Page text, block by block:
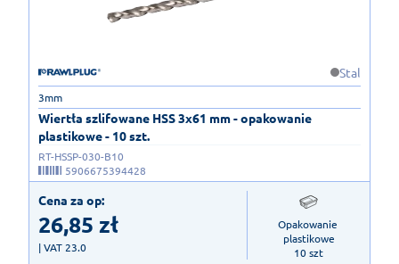
Stal
Wiertła szlifowane HSS 3x61 mm - opakowanie
plastikowe - 10 szt.
3mm
RT-HSSP-030-B10
5906675394428
Cena za op:
26,85 zł
| VAT 23.0
Opakowanie
plastikowe
10 szt